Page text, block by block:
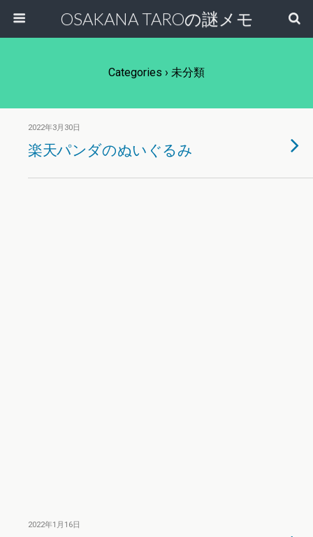
OSAKANA TAROの謎メモ
Categories › 未分類
2022年3月30日
楽天パンダのぬいぐるみ
2022年1月16日